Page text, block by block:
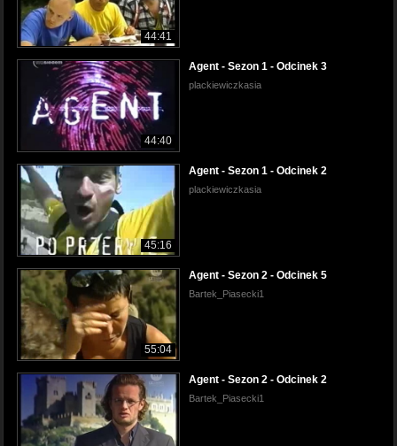
44:41
44:40
Agent - Sezon 1 - Odcinek 3
plackiewiczkasia
45:16
Agent - Sezon 1 - Odcinek 2
plackiewiczkasia
55:04
Agent - Sezon 2 - Odcinek 5
Bartek_Piasecki1
Agent - Sezon 2 - Odcinek 2
Bartek_Piasecki1